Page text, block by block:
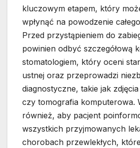
kluczowym etapem, który
wpłynąć na powodzenie
Przed przystąpieniem do
powinien odbyć szczegółową
stomatologiem, który oceni
ustnej oraz przeprowadzi
diagnostyczne, takie jak
czy tomografia komputerowa.
również, aby pacjent
wszystkich przyjmowanych
chorobach przewlekłych,